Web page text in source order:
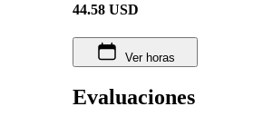
44.58 USD
Ver horas
Evaluaciones